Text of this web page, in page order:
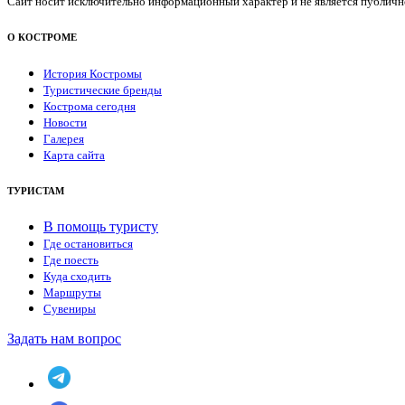
О КОСТРОМЕ
История Костромы
Туристические бренды
Кострома сегодня
Новости
Галерея
Карта сайта
ТУРИСТАМ
В помощь туристу
Где остановиться
Где поесть
Куда сходить
Маршруты
Сувениры
Задать нам вопрос